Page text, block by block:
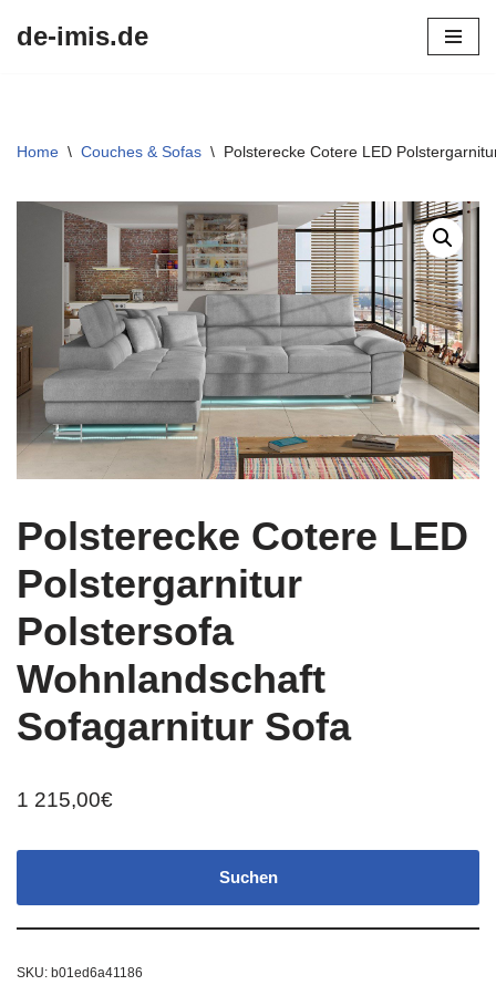
de-imis.de
Home \ Couches & Sofas \ Polsterecke Cotere LED
Polsterecke Cotere LED
Polstergarnitur
Polstersofa
Wohnlandschaft
Sofagarnitur Sofa
1 215,00€
Suchen
SKU: b01ed6a41186